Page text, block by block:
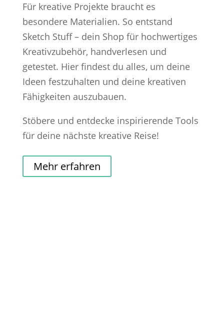
Für kreative Projekte braucht es
besondere Materialien. So entstand
Sketch Stuff – dein Shop für hochwertiges
Kreativzubehör, handverlesen und
getestet. Hier findest du alles, um deine
Ideen festzuhalten und deine kreativen
Fähigkeiten auszubauen.
Stöbere und entdecke inspirierende Tools
für deine nächste kreative Reise!
Mehr erfahren